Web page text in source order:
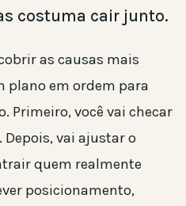
costuma cair junto.
as causas mais
plano em ordem para
Primeiro, você vai checar
vai ajustar o
quem realmente
posicionamento,